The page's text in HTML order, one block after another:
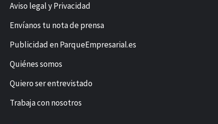
Aviso legal y Privacidad
Envíanos tu nota de prensa
Publicidad en ParqueEmpresarial.es
Quiénes somos
Quiero ser entrevistado
Trabaja con nosotros